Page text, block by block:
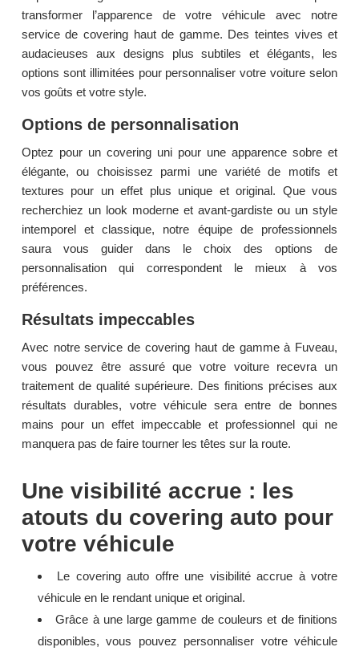
transformer l’apparence de votre véhicule avec notre
service de covering haut de gamme. Des teintes vives et
audacieuses aux designs plus subtiles et élégants, les
options sont illimitées pour personnaliser votre voiture selon
vos goûts et votre style.
Options de personnalisation
Optez pour un covering uni pour une apparence sobre et
élégante, ou choisissez parmi une variété de motifs et
textures pour un effet plus unique et original. Que vous
recherchiez un look moderne et avant-gardiste ou un style
intemporel et classique, notre équipe de professionnels
saura vous guider dans le choix des options de
personnalisation qui correspondent le mieux à vos
préférences.
Résultats impeccables
Avec notre service de covering haut de gamme à Fuveau,
vous pouvez être assuré que votre voiture recevra un
traitement de qualité supérieure. Des finitions précises aux
résultats durables, votre véhicule sera entre de bonnes
mains pour un effet impeccable et professionnel qui ne
manquera pas de faire tourner les têtes sur la route.
Une visibilité accrue : les
atouts du covering auto pour
votre véhicule
Le covering auto offre une visibilité accrue à votre
véhicule en le rendant unique et original.
Grâce à une large gamme de couleurs et de finitions
disponibles, vous pouvez personnaliser votre véhicule